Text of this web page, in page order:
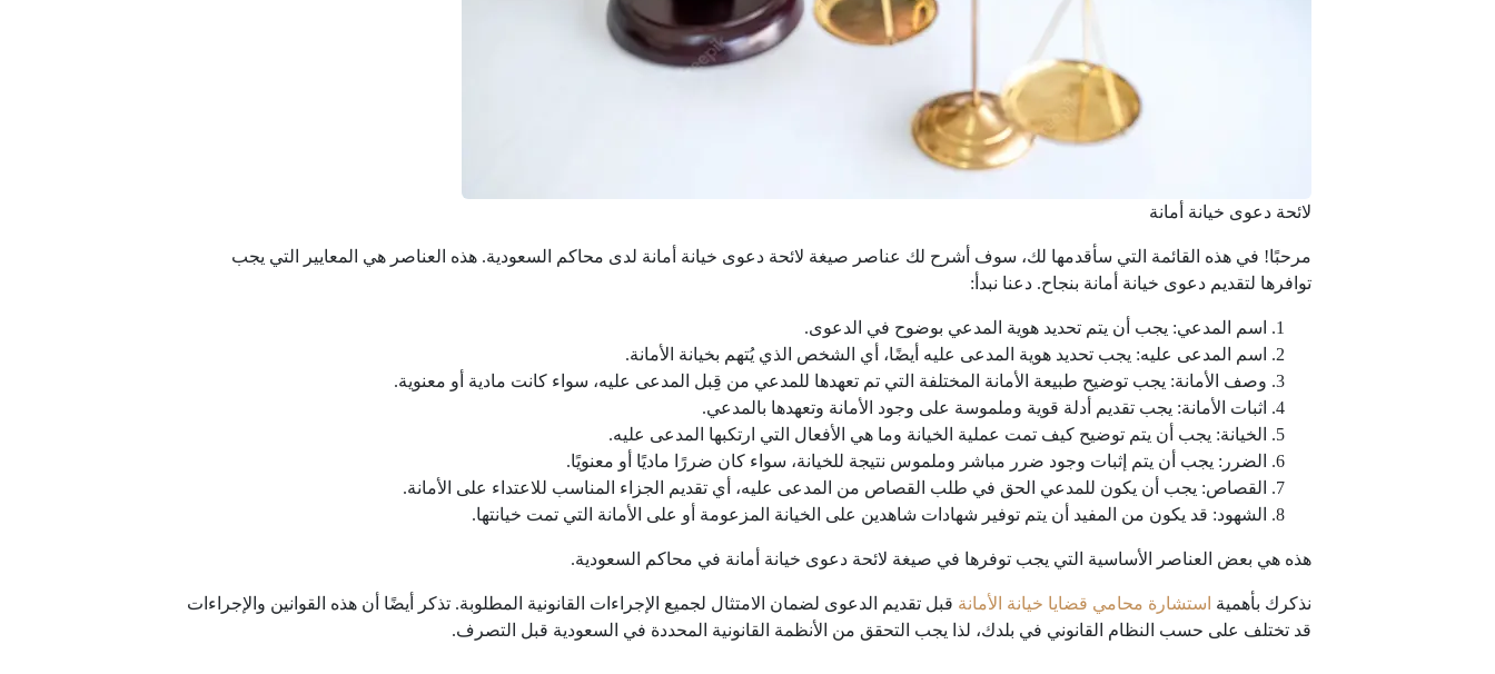
لائحة دعوى خيانة أمانة
مرحبًا! في هذه القائمة التي سأقدمها لك، سوف أشرح لك عناصر صيغة لائحة دعوى خيانة أمانة لدى محاكم السعودية. هذه العناصر هي المعايير التي يجب
توافرها لتقديم دعوى خيانة أمانة بنجاح. دعنا نبدأ:
اسم المدعي: يجب أن يتم تحديد هوية المدعي بوضوح في الدعوى.
اسم المدعى عليه: يجب تحديد هوية المدعى عليه أيضًا، أي الشخص الذي يُتهم بخيانة الأمانة.
وصف الأمانة: يجب توضيح طبيعة الأمانة المختلفة التي تم تعهدها للمدعي من قِبل المدعى عليه، سواء كانت مادية أو معنوية.
اثبات الأمانة: يجب تقديم أدلة قوية وملموسة على وجود الأمانة وتعهدها بالمدعي.
الخيانة: يجب أن يتم توضيح كيف تمت عملية الخيانة وما هي الأفعال التي ارتكبها المدعى عليه.
الضرر: يجب أن يتم إثبات وجود ضرر مباشر وملموس نتيجة للخيانة، سواء كان ضررًا ماديًا أو معنويًا.
القصاص: يجب أن يكون للمدعي الحق في طلب القصاص من المدعى عليه، أي تقديم الجزاء المناسب للاعتداء على الأمانة.
الشهود: قد يكون من المفيد أن يتم توفير شهادات شاهدين على الخيانة المزعومة أو على الأمانة التي تمت خيانتها.
هذه هي بعض العناصر الأساسية التي يجب توفرها في صيغة لائحة دعوى خيانة أمانة في محاكم السعودية.
نذكرك بأهمية استشارة محامي قضايا خيانة الأمانة قبل تقديم الدعوى لضمان الامتثال لجميع الإجراءات القانونية المطلوبة. تذكر أيضًا أن هذه القوانين والإجراءات
قد تختلف على حسب النظام القانوني في بلدك، لذا يجب التحقق من الأنظمة القانونية المحددة في السعودية قبل التصرف.